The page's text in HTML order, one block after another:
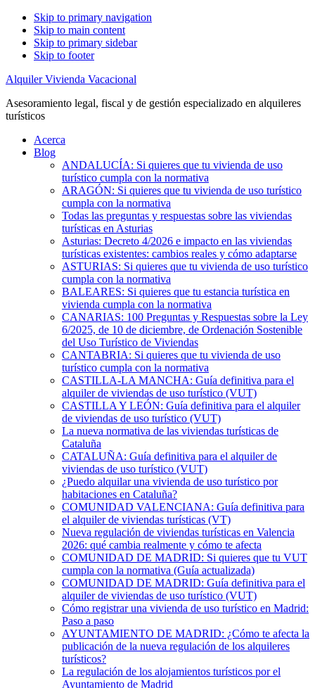
Skip to primary navigation
Skip to main content
Skip to primary sidebar
Skip to footer
Alquiler Vivienda Vacacional
Asesoramiento legal, fiscal y de gestión especializado en alquileres
turísticos
Acerca
Blog
ANDALUCÍA: Si quieres que tu vivienda de uso
turístico cumpla con la normativa
ARAGÓN: Si quieres que tu vivienda de uso turístico
cumpla con la normativa
Todas las preguntas y respuestas sobre las viviendas
turísticas en Asturias
Asturias: Decreto 4/2026 e impacto en las viviendas
turísticas existentes: cambios reales y cómo adaptarse
ASTURIAS: Si quieres que tu vivienda de uso turístico
cumpla con la normativa
BALEARES: Si quieres que tu estancia turística en
vivienda cumpla con la normativa
CANARIAS: 100 Preguntas y Respuestas sobre la Ley
6/2025, de 10 de diciembre, de Ordenación Sostenible
del Uso Turístico de Viviendas
CANTABRIA: Si quieres que tu vivienda de uso
turístico cumpla con la normativa
CASTILLA-LA MANCHA: Guía definitiva para el
alquiler de viviendas de uso turístico (VUT)
CASTILLA Y LEÓN: Guía definitiva para el alquiler
de viviendas de uso turístico (VUT)
La nueva normativa de las viviendas turísticas de
Cataluña
CATALUÑA: Guía definitiva para el alquiler de
viviendas de uso turístico (VUT)
¿Puedo alquilar una vivienda de uso turístico por
habitaciones en Cataluña?
COMUNIDAD VALENCIANA: Guía definitiva para
el alquiler de viviendas turísticas (VT)
Nueva regulación de viviendas turísticas en Valencia
2026: qué cambia realmente y cómo te afecta
COMUNIDAD DE MADRID: Si quieres que tu VUT
cumpla con la normativa (Guía actualizada)
COMUNIDAD DE MADRID: Guía definitiva para el
alquiler de viviendas de uso turístico (VUT)
Cómo registrar una vivienda de uso turístico en Madrid:
Paso a paso
AYUNTAMIENTO DE MADRID: ¿Cómo te afecta la
publicación de la nueva regulación de los alquileres
turísticos?
La regulación de los alojamientos turísticos por el
Ayuntamiento de Madrid